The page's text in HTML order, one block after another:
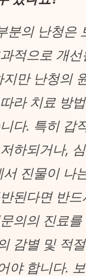
분의 난청은
적으로 개
지만 난청의
라 치료 방
다. 특히 갑
하되거나,
서 진물이 나
된다면 반
의의 진료
감별 및 적
야 합니다.